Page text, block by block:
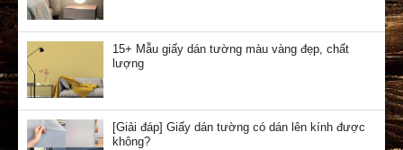
15+ Mẫu giấy dán tường màu vàng đẹp, chất
lượng
[Giải đáp] Giấy dán tường có dán lên kính được
không?